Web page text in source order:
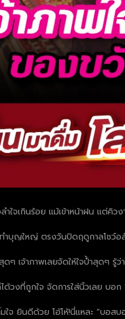
ใจเกินร้อย แม้เข้าหน้าฝน แต่คิ
บุญใหญ่ ตรงวันปิดฤดูกาลโชว์
เจ้าภาพเลยจัดให้ใจป้ำสุดๆ รู้
วงที่ถูกใจ จัดการใส่นิ้วเลย บอ
จ ยินดีด้วย โอ้โห้!นี่แหละ “บอสบ